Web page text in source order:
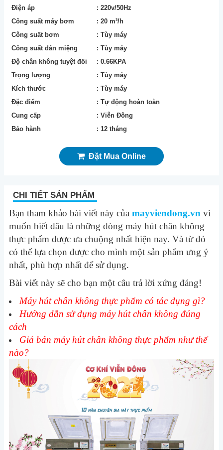
Điện áp
: 220v/50Hz
Công suất máy bơm
: 20 m³/h
Công suất bơm
: Tùy máy
Công suất dán miệng
: Tùy máy
Độ chân không tuyệt đối
: 0.66KPA
Trọng lượng
: Tùy máy
Kích thước
: Tùy máy
Đặc điểm
: Tự động hoàn toàn
Cung cấp
: Viễn Đông
Bảo hành
: 12 tháng
Đặt Mua Online
CHI TIẾT SẢN PHẨM
Bạn tham khảo bài viết này của mayviendong.vn vì
muốn biết đâu là những dòng máy hút chân không
thực phẩm được ưa chuộng nhất hiện nay. Và từ đó
có thể lựa chọn được cho mình một sản phẩm ưng ý
nhất, phù hợp nhất để sử dụng.
Bài viết này sẽ cho bạn một câu trả lời xứng đáng!
Máy hút chân không thực phẩm có tác dụng gì?
Hướng dẫn sử dụng máy hút chân không đúng
cách
Giá bán máy hút chân không thực phẩm như thế
nào?